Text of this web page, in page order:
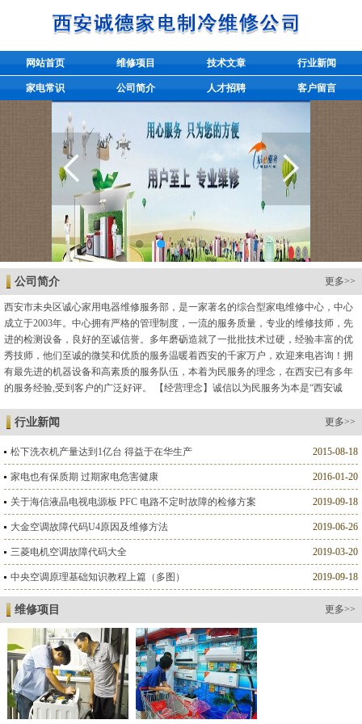
网站首页 维修项目 技术文章 行业新闻
家电常识 公司简介 人才招聘 客户留言
公司简介 更多>>
西安市未央区诚心家用电器维修服务部，是一家著名的综合型家电维修中心，中心
成立于2003年。中心拥有严格的管理制度，一流的服务质量，专业的维修技师，先
进的检测设备，良好的至诚信誉。多年磨砺造就了一批批技术过硬，经验丰富的优
秀技师，他们至诚的微笑和优质的服务温暖着西安的千家万户，欢迎来电咨询！拥
有最先进的机器设备和高素质的服务队伍，本着为民服务的理念，在西安已有多年
的服务经验,受到客户的广泛好评。 【经营理念】诚信以为民服务为本是“西安诚
行业新闻 更多>>
2015-08-18
松下洗衣机产量达到1亿台 得益于在华生产
2016-01-20
家电也有保质期 过期家电危害健康
2019-09-18
关于海信液晶电视电源板 PFC 电路不定时故障的检修方案
2019-06-26
大金空调故障代码U4原因及维修方法
2019-03-20
三菱电机空调故障代码大全
2019-09-18
中央空调原理基础知识教程上篇（多图）
维修项目 更多>>